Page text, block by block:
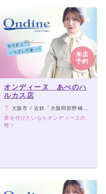
来店
予約
オンディーヌ あべのハ
ルカス店
大阪市 / 近鉄「大阪阿部野橋駅」、JR・地下鉄各線「天王寺駅」、阪堺上町線「天王寺駅前駅」 よりすぐ
差を付けたいならオンディーヌの
袴！